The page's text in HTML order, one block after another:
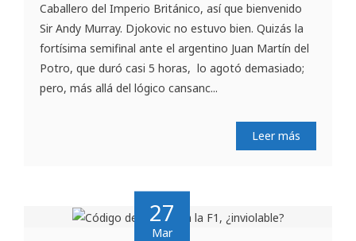
Caballero del Imperio Británico, así que bienvenido
Sir Andy Murray. Djokovic no estuvo bien. Quizás la
fortísima semifinal ante el argentino Juan Martín del
Potro, que duró casi 5 horas, lo agotó demasiado;
pero, más allá del lógico cansanc...
Leer más
27
Mar